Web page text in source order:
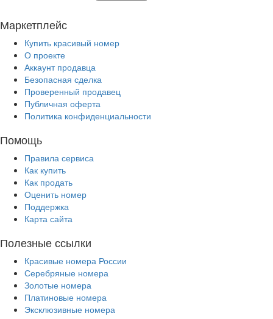
Маркетплейс
Купить красивый номер
О проекте
Аккаунт продавца
Безопасная сделка
Проверенный продавец
Публичная оферта
Политика конфиденциальности
Помощь
Правила сервиса
Как купить
Как продать
Оценить номер
Поддержка
Карта сайта
Полезные ссылки
Красивые номера России
Серебряные номера
Золотые номера
Платиновые номера
Эксклюзивные номера